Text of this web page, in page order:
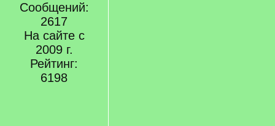
Сообщений:
2617
На сайте с
2009 г.
Рейтинг:
6198